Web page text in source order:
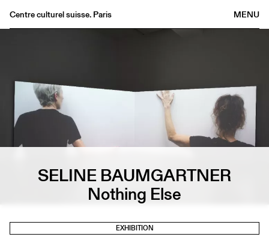
MENU
Centre culturel suisse. Paris
Archives
Medias
SELINE BAUMGARTNER
Nothing Else
EXHIBITION